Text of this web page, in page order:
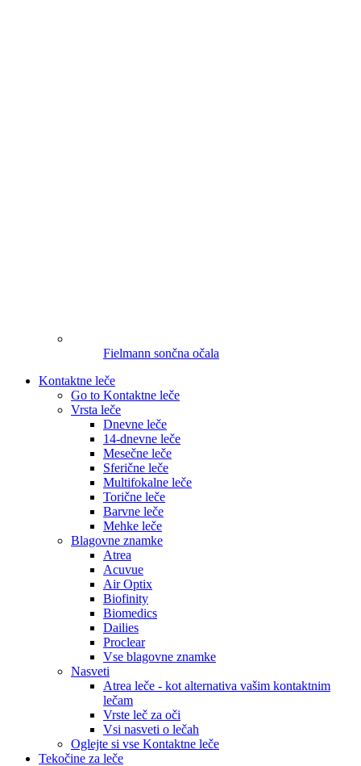
Fielmann sončna očala
Kontaktne leče
Go to Kontaktne leče
Vrsta leče
Dnevne leče
14-dnevne leče
Mesečne leče
Sferične leče
Multifokalne leče
Torične leče
Barvne leče
Mehke leče
Blagovne znamke
Atrea
Acuvue
Air Optix
Biofinity
Biomedics
Dailies
Proclear
Vse blagovne znamke
Nasveti
Atrea leče - kot alternativa vašim kontaktnim
lečam
Vrste leč za oči
Vsi nasveti o lečah
Oglejte si vse Kontaktne leče
Tekočine za leče